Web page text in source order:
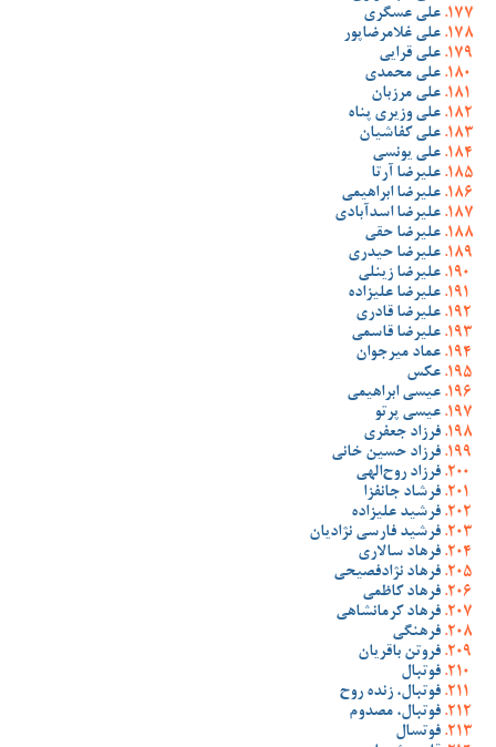
علی عسگری
علی غلامرضاپور
علی قرایی
علی محمدی
علی مرزبان
علی وزیری پناه
علی کفاشیان
علی یونسی
علیرضا آرتا
علیرضا ابراهیمی
علیرضا اسدآبادی
علیرضا حقی
علیرضا حیدری
علیرضا زینلی
علیرضا علیزاده
علیرضا قادری
علیرضا قاسمی
عماد میرجوان
عکس
عیسی ابراهیمی
عیسی پرتو
فرزاد جعفری
فرزاد حسین خانی
فرزاد روح‌الهی
فرشاد جانفزا
فرشید علیزاده
فرشید فارسی نژادیان
فرهاد سالاری
فرهاد نژادفصیحی
فرهاد کاظمی
فرهاد کرمانشاهی
فرهنگی
فروتن باقریان
فوتبال
فوتبال، زنده روح
فوتبال، مصدوم
فوتسال